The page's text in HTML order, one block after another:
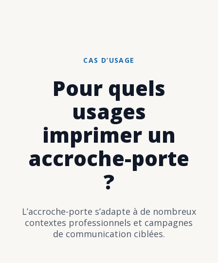
CAS D’USAGE
Pour quels
usages
imprimer un
accroche-porte
?
L’accroche-porte s’adapte à de nombreux
contextes professionnels et campagnes
de communication ciblées.